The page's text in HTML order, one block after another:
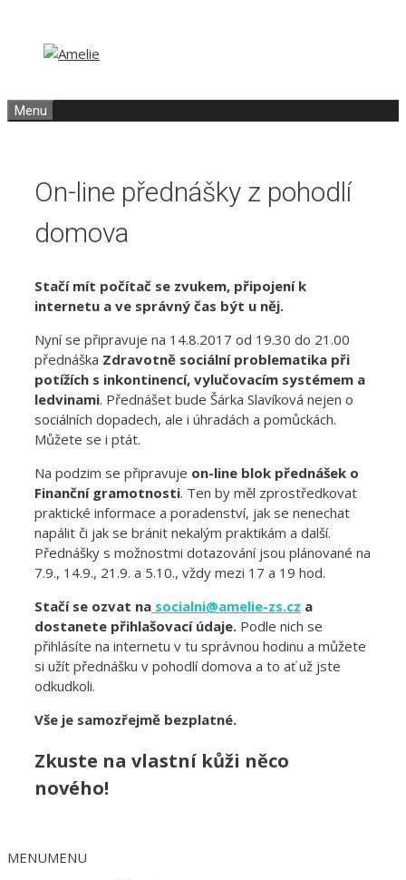
obsah
obsah
Menu
On-line přednášky z pohodlí
domova
Stačí mít počítač se zvukem, připojení k
internetu a ve správný čas být u něj.
Nyní se připravuje na 14.8.2017 od 19.30 do 21.00
přednáška Zdravotně sociální problematika při
potížích s inkontinencí, vylučovacím systémem a
ledvinami. Přednášet bude Šárka Slavíková nejen o
sociálních dopadech, ale i úhradách a pomůckách.
Můžete se i ptát.
Na podzim se připravuje on-line blok přednášek o
Finanční gramotnosti. Ten by měl zprostředkovat
praktické informace a poradenství, jak se nenechat
napálit či jak se bránit nekalým praktikám a další.
Přednášky s možnostmi dotazování jsou plánované na
7.9., 14.9., 21.9. a 5.10., vždy mezi 17 a 19 hod.
Stačí se ozvat na socialni@amelie-zs.cz a
dostanete přihlašovací údaje. Podle nich se
přihlásíte na internetu v tu správnou hodinu a můžete
si užít přednášku v pohodlí domova a to ať už jste
odkudkoli.
Vše je samozřejmě bezplatné.
Zkuste na vlastní kůži něco
nového!
MENUMENU